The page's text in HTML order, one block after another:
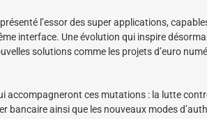
l’essor des super applications,
interface. Une évolution qui inspire
solutions comme les projets d’euro
accompagneront ces mutations : la lutte
bancaire ainsi que les nouveaux modes